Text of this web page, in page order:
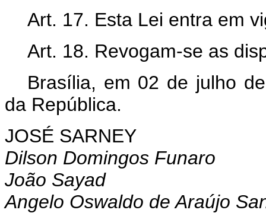
Art. 17. Esta Lei entra em
Art. 18. Revogam-se as
Brasília, em 02 de julho
da República.
JOSÉ SARNEY
Dilson Domingos Funaro
João Sayad
Angelo Oswaldo de Araújo